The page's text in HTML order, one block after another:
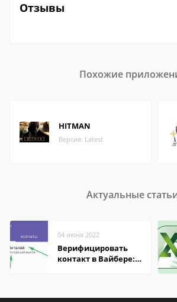
Отзывы
Похожие
HITMAN
Версия: Latest
Актуальные
04 июня 2022
Верифицировать
контакт в Вайбере: